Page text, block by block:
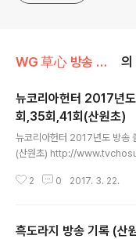
WG 草心 방송 출연 기록 정보 의
뉴코리아헌터 2017년
회,35회,41회(산원초)
뉴코리아헌터 2017년도 방송
(산원초) http://
보 18회,35회,41회(산원초) 뉴
2 0 2017. 3. 22.
흑도라지 방송 기록 (산